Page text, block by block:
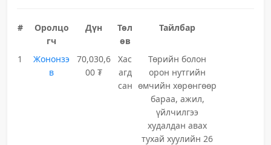
#
Оролцо
гч
Дүн
Төл
өв
Тайлбар
1
Жононзэ
в
70,030,6
00 ₮
Хас
агд
сан
Төрийн болон
орон нутгийн
өмчийн хөрөнгөөр
бараа, ажил,
үйлчилгээ
худалдан авах
тухай хуулийн 26